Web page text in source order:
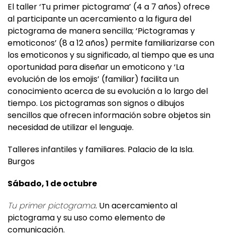
El taller ‘Tu primer pictograma’ (4 a 7 años) ofrece
al participante un acercamiento a la figura del
pictograma de manera sencilla; ‘Pictogramas y
emoticonos’ (8 a 12 años) permite familiarizarse con
los emoticonos y su significado, al tiempo que es una
oportunidad para diseñar un emoticono y ‘La
evolución de los emojis’ (familiar) facilita un
conocimiento acerca de su evolución a lo largo del
tiempo. Los pictogramas son signos o dibujos
sencillos que ofrecen información sobre objetos sin
necesidad de utilizar el lenguaje.
Talleres infantiles y familiares. Palacio de la Isla.
Burgos
Sábado, 1 de octubre
Tu primer pictograma. Un acercamiento al
pictograma y su uso como elemento de
comunicación.